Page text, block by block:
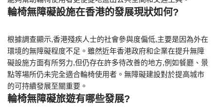
輪椅無障礙設施在香港的發展現狀如何?
根據調查顯示,香港殘疾人士的社會參與度偏低,主要是因為外在
環境的無障礙程度不足。雖然近年香港政府和企業在提升無障
礙設施方面有所努力,但仍存在許多待改善的地方,例如餐廳、景
點等場所仍未完全適合輪椅使用者。無障礙建設對於提高城市
的可持續發展至關重要。
輪椅無障礙旅遊有哪些發展?